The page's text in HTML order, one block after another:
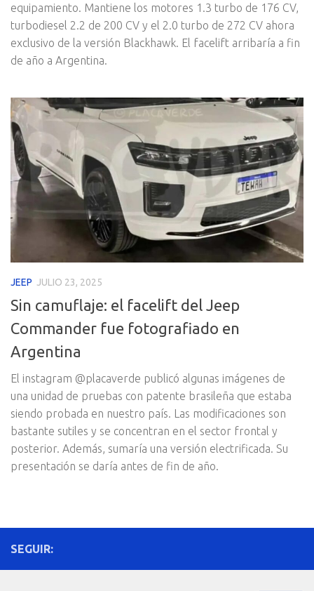
equipamiento. Mantiene los motores 1.3 turbo de 176 CV,
turbodiesel 2.2 de 200 CV y el 2.0 turbo de 272 CV ahora
exclusivo de la versión Blackhawk. El facelift arribaría a fin
de año a Argentina.
JEEP JULIO 23, 2025
Sin camuflaje: el facelift del Jeep
Commander fue fotografiado en
Argentina
El instagram @placaverde publicó algunas imágenes de
una unidad de pruebas con patente brasileña que estaba
siendo probada en nuestro país. Las modificaciones son
bastante sutiles y se concentran en el sector frontal y
posterior. Además, sumaría una versión electrificada. Su
presentación se daría antes de fin de año.
SEGUIR: